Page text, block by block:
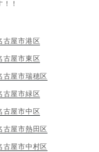
！
古屋市港区
古屋市東区
古屋市瑞穂区
古屋市緑区
古屋市中区
古屋市熱田区
古屋市中村区